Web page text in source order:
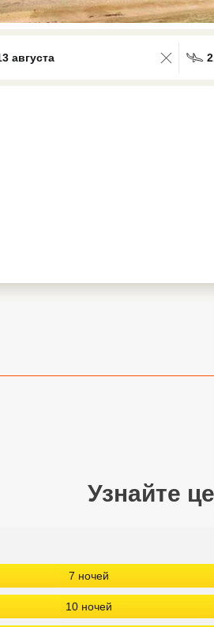
августа
Узнайте
7 ночей
10 ночей